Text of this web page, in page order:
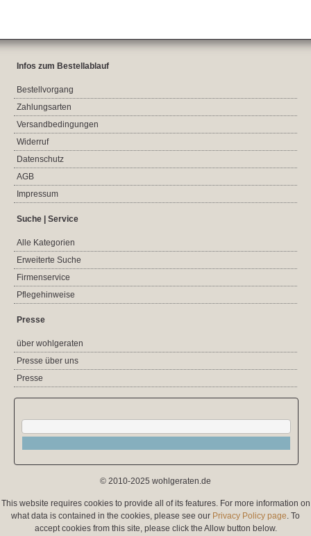
Infos zum Bestellablauf
Bestellvorgang
Zahlungsarten
Versandbedingungen
Widerruf
Datenschutz
AGB
Impressum
Suche | Service
Alle Kategorien
Erweiterte Suche
Firmenservice
Pflegehinweise
Presse
über wohlgeraten
Presse über uns
Presse
© 2010-2025 wohlgeraten.de
This website requires cookies to provide all of its features. For more information on
what data is contained in the cookies, please see our Privacy Policy page. To
accept cookies from this site, please click the Allow button below.